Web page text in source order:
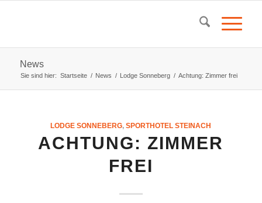
News
Sie sind hier: Startseite / News / Lodge Sonneberg / Achtung: Zimmer frei
LODGE SONNEBERG,SPORTHOTEL STEINACH
ACHTUNG: ZIMMER
FREI